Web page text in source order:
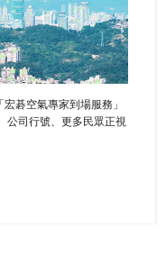
碁空氣專家到場服務」
公司行號、更多民眾正視